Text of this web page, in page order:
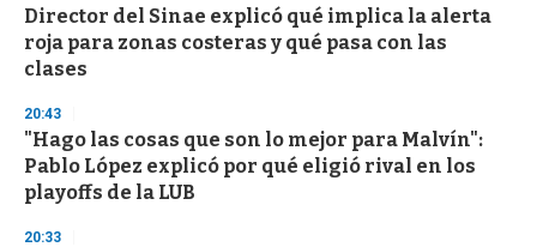
Director del Sinae explicó qué implica la alerta
roja para zonas costeras y qué pasa con las
clases
20:43
"Hago las cosas que son lo mejor para Malvín":
Pablo López explicó por qué eligió rival en los
playoffs de la LUB
20:33